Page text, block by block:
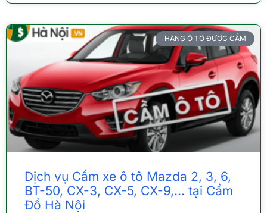
HÃNG Ô TÔ ĐƯỢC CẦM
Dịch vụ Cầm xe ô tô Mazda 2, 3, 6,
BT-50, CX-3, CX-5, CX-9,… tại Cầm
Đồ Hà Nội